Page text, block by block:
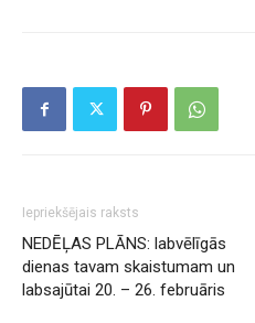
Iepriekšējais raksts
NEDĒĻAS PLĀNS: labvēlīgās
dienas tavam skaistumam un
labsajūtai 20. – 26. februāris